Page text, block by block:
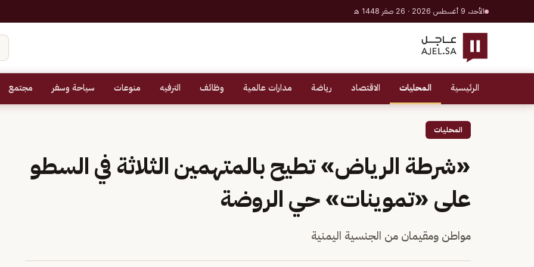
الأحد، 9 أغسطس 2026 · 26 صفر 1448 هـ
الرئيسية المحليات الاقتصاد رياضة مدارات عالمية وظائف الترفيه منوعات سياحة وسفر مجتمع
المحليات
«شرطة الرياض» تطيح بالمتهمين الثلاثة في السطو
على «تموينات» حي الروضة
مواطن ومقيمان من الجنسية اليمنية